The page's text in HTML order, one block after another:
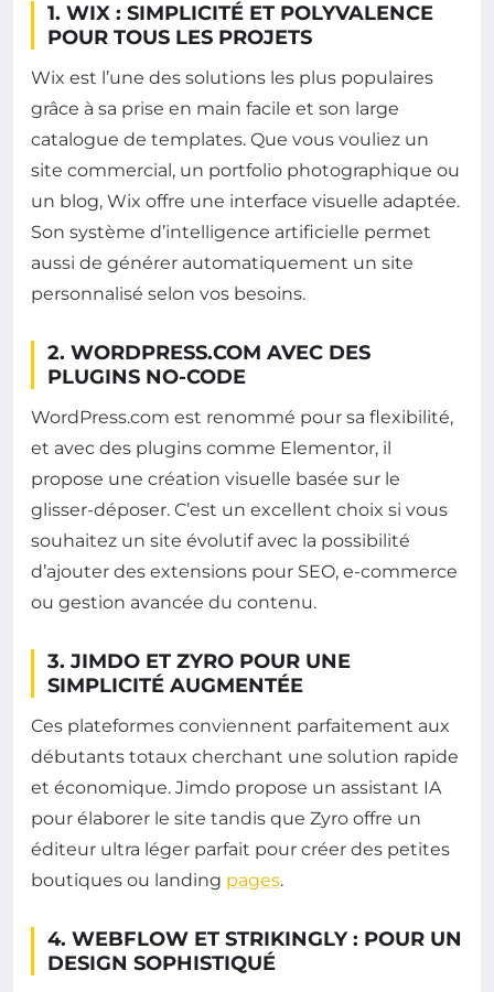
1. WIX : SIMPLICITÉ ET POLYVALENCE
POUR TOUS LES PROJETS
Wix est l’une des solutions les plus populaires
grâce à sa prise en main facile et son large
catalogue de templates. Que vous vouliez un
site commercial, un portfolio photographique ou
un blog, Wix offre une interface visuelle adaptée.
Son système d’intelligence artificielle permet
aussi de générer automatiquement un site
personnalisé selon vos besoins.
2. WORDPRESS.COM AVEC DES
PLUGINS NO-CODE
WordPress.com est renommé pour sa flexibilité,
et avec des plugins comme Elementor, il
propose une création visuelle basée sur le
glisser-déposer. C’est un excellent choix si vous
souhaitez un site évolutif avec la possibilité
d’ajouter des extensions pour SEO, e-commerce
ou gestion avancée du contenu.
3. JIMDO ET ZYRO POUR UNE
SIMPLICITÉ AUGMENTÉE
Ces plateformes conviennent parfaitement aux
débutants totaux cherchant une solution rapide
et économique. Jimdo propose un assistant IA
pour élaborer le site tandis que Zyro offre un
éditeur ultra léger parfait pour créer des petites
boutiques ou landing pages.
4. WEBFLOW ET STRIKINGLY : POUR UN
DESIGN SOPHISTIQUÉ